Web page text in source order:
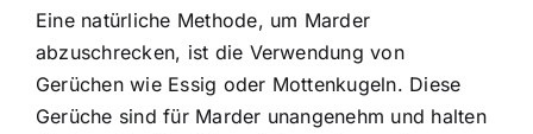
Eine natürliche Methode, um Marder
abzuschrecken, ist die Verwendung von
Gerüchen wie Essig oder Mottenkugeln. Diese
Gerüche sind für Marder unangenehm und halten